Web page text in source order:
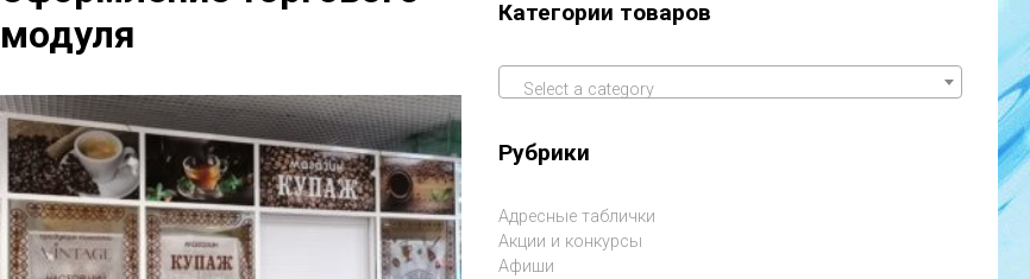
модуля
Категории товаров
Select a category
Рубрики
Адресные таблички
Акции и конкурсы
Афиши